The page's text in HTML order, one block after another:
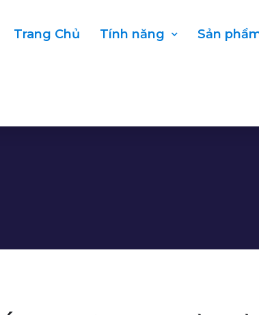
Trang Chủ Tính năng Sản